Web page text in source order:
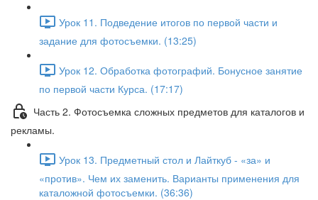
Урок 11. Подведение итогов по первой части и
задание для фотосъемки. (13:25)
Урок 12. Обработка фотографий. Бонусное занятие
по первой части Курса. (17:17)
Часть 2. Фотосъемка сложных предметов для каталогов и
рекламы.
Урок 13. Предметный стол и Лайткуб - «за» и
«против». Чем их заменить. Варианты применения для
каталожной фотосъемки. (36:36)